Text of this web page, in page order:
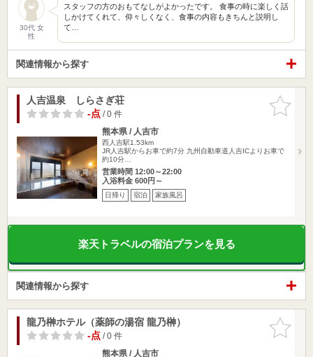
30代 女
性
スタッフの方のおもてなしがよかったです。 食事の時に楽しく話
しかけてくれて、仰々しくなく、食事の内容もきちんと説明し
て…
関連情報から探す
お気に入
りに追加
人吉温泉 しらさぎ荘
-点/ 0 件
熊本県 / 人吉市
西人吉駅1.53km
JR人吉駅からお車で約7分 九州自動車道人吉ICよりお車で
約10分…
営業時間 12:00～22:00
入浴料金 600円～
日帰り 宿泊 家族風呂
楽天トラベルの宿泊プランを見る
関連情報から探す
お気に入
りに追加
龍乃榊ホテル（薬師の湯宿 龍乃榊）
-点/ 0 件
熊本県 / 人吉市